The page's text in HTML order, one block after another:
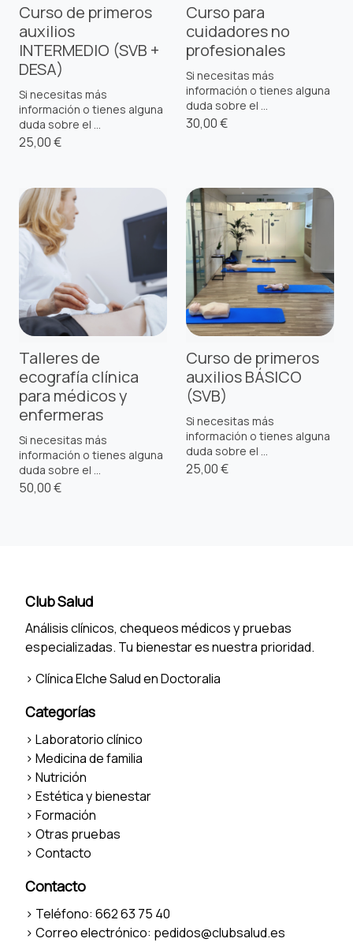
Curso de primeros
auxilios
INTERMEDIO (SVB +
DESA)
Si necesitas más
información o tienes alguna
duda sobre el ...
25,00 €
Curso para
cuidadores no
profesionales
Si necesitas más
información o tienes alguna
duda sobre el ...
30,00 €
Talleres de
ecografía clínica
para médicos y
enfermeras
Si necesitas más
información o tienes alguna
duda sobre el ...
50,00 €
Curso de primeros
auxilios BÁSICO
(SVB)
Si necesitas más
información o tienes alguna
duda sobre el ...
25,00 €
Club Salud
Análisis clínicos, chequeos médicos y pruebas
especializadas. Tu bienestar es nuestra prioridad.
> Clínica Elche Salud en Doctoralia
Categorías
> Laboratorio clínico
> Medicina de familia
> Nutrición
> Estética y bienestar
> Formación
> Otras pruebas
> Contacto
Contacto
> Teléfono: 662 63 75 40
> Correo electrónico: pedidos@clubsalud.es